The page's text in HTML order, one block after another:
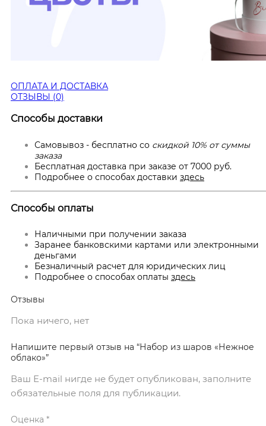
ОПЛАТА И ДОСТАВКА
ОТЗЫВЫ (0)
Способы доставки
Самовывоз - бесплатно со скидкой 10% от суммы
заказа
Бесплатная доставка при заказе от 7000 руб.
Подробнее о способах доставки здесь
Способы оплаты
Наличными при получении заказа
Заранее банковскими картами или электронными
деньгами
Безналичный расчет для юридических лиц
Подробнее о способах оплаты здесь
Отзывы
Пока ничего, нет
Напишите первый отзыв на “Набор из шаров «Нежное
облако»”
Ваш E-mail нигде не будет опубликован, заполните
обязательные поля для публикации.
Оценка *